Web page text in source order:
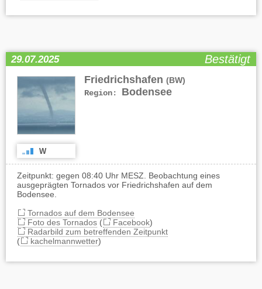
29.07.2025 Bestätigt
Friedrichshafen (BW)
Region: Bodensee
W
Zeitpunkt: gegen 08:40 Uhr MESZ. Beobachtung eines
ausgeprägten Tornados vor Friedrichshafen auf dem
Bodensee.
Tornados auf dem Bodensee
Foto des Tornados( Facebook)
Radarbild zum betreffenden Zeitpunkt
(
kachelmannwetter)